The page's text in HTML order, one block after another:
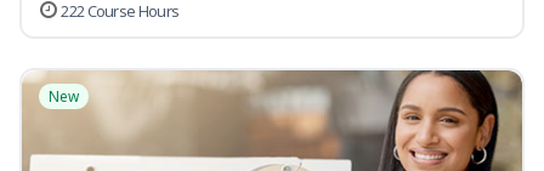
222 Course Hours
New